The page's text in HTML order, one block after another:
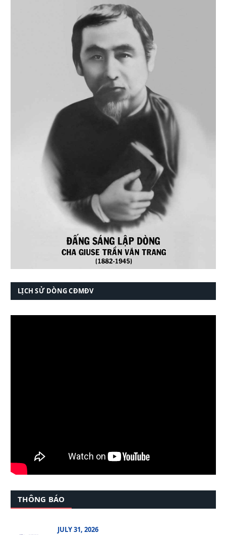
LỊCH SỬ DÒNG CĐMĐV
THÔNG BÁO
JULY 31, 2026